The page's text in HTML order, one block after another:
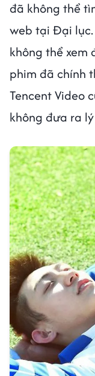
đã không thể
web tại Đại
không thể xem
phim đã chính
Tencent Video
không đưa ra